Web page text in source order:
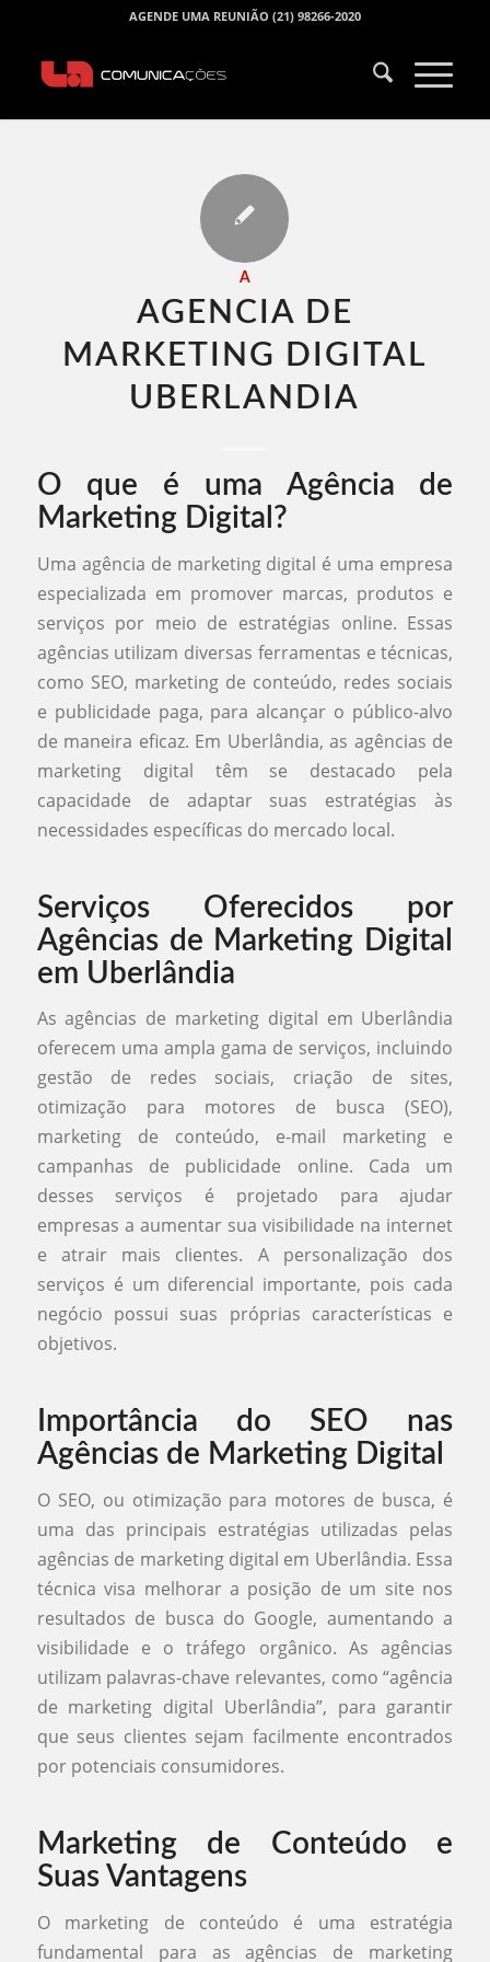
AGENDE UMA REUNIÃO (21) 98266-2020
A
AGENCIA DE
MARKETING DIGITAL
UBERLANDIA​
O que é uma Agência de
Marketing Digital?
Uma agência de marketing digital é uma empresa
especializada em promover marcas, produtos e
serviços por meio de estratégias online. Essas
agências utilizam diversas ferramentas e técnicas,
como SEO, marketing de conteúdo, redes sociais
e publicidade paga, para alcançar o público-alvo
de maneira eficaz. Em Uberlândia, as agências de
marketing digital têm se destacado pela
capacidade de adaptar suas estratégias às
necessidades específicas do mercado local.
Serviços Oferecidos por
Agências de Marketing Digital
em Uberlândia
As agências de marketing digital em Uberlândia
oferecem uma ampla gama de serviços, incluindo
gestão de redes sociais, criação de sites,
otimização para motores de busca (SEO),
marketing de conteúdo, e-mail marketing e
campanhas de publicidade online. Cada um
desses serviços é projetado para ajudar
empresas a aumentar sua visibilidade na internet
e atrair mais clientes. A personalização dos
serviços é um diferencial importante, pois cada
negócio possui suas próprias características e
objetivos.
Importância do SEO nas
Agências de Marketing Digital
O SEO, ou otimização para motores de busca, é
uma das principais estratégias utilizadas pelas
agências de marketing digital em Uberlândia. Essa
técnica visa melhorar a posição de um site nos
resultados de busca do Google, aumentando a
visibilidade e o tráfego orgânico. As agências
utilizam palavras-chave relevantes, como “agência
de marketing digital Uberlândia”, para garantir
que seus clientes sejam facilmente encontrados
por potenciais consumidores.
Marketing de Conteúdo e
Suas Vantagens
O marketing de conteúdo é uma estratégia
fundamental para as agências de marketing